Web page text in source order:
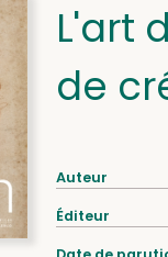
L'art
de
Auteur
Éditeur